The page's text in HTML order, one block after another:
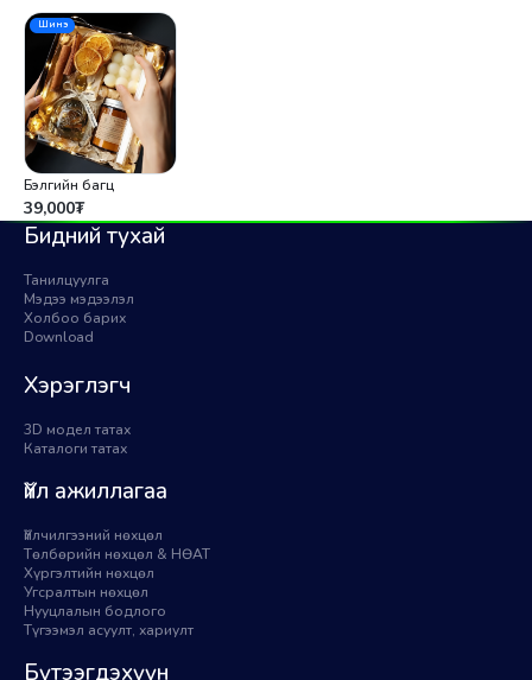
Шинэ
Бэлгийн багц
39,000₮
Бидний тухай
Танилцуулга
Мэдээ мэдээлэл
Холбоо барих
Download
Хэрэглэгч
3D модел татах
Каталоги татах
Үйл ажиллагаа
Үйлчилгээний нөхцөл
Төлбөрийн нөхцөл & НӨАТ
Хүргэлтийн нөхцөл
Угсралтын нөхцөл
Нууцлалын бодлого
Түгээмэл асуулт, хариулт
Бүтээгдэхүүн